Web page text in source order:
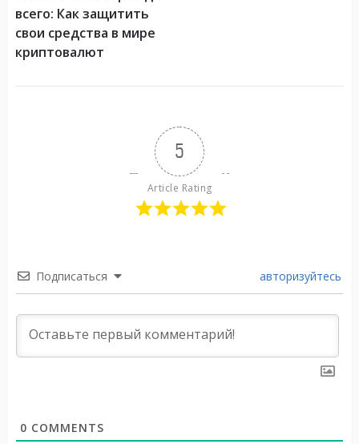
всего: Как защитить
свои средства в мире
криптовалют
5
Article Rating
Подписаться авторизуйтесь
0 COMMENTS